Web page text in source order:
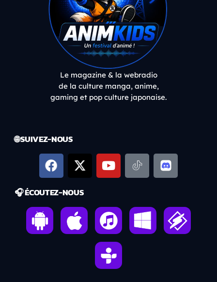
Le magazine & la webradio
de la culture manga, anime,
gaming et pop culture japonaise.
🌐 SUIVEZ-NOUS
🎧 ÉCOUTEZ-NOUS